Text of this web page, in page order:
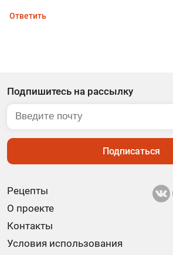
Ответить
Рецепты
О проекте
Контакты
Условия использования
Подпишитесь на рассылку
Подписаться